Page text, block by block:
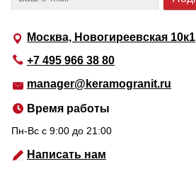
Москва, Новогиреевская 10к1
+7 495 966 38 80
manager@keramogranit.ru
Время работы
Пн-Вс c 9:00 до 21:00
Написать нам